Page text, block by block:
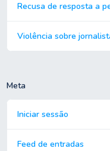
Recusa de resposta a
Violência sobre
Meta
Iniciar sessão
Feed de entradas